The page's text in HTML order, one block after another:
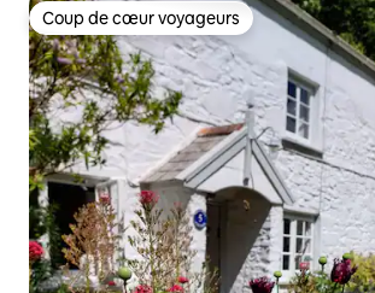
Coup de cœur voyageurs
Coup de cœur voyageurs